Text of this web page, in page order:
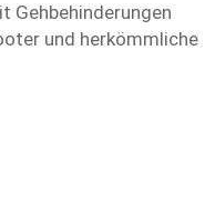
Gehbehinderungen
und herkömmliche
Wahl des besten